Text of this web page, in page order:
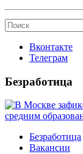
Вконтакте
Телеграм
Безработица
Безработица
Вакансии